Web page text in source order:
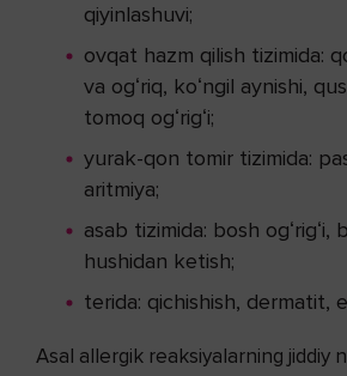
qiyinlashuvi;
ovqat hazm qilish tizimida:
va ogʻriq, koʻngil aynishi,
tomoq ogʻrigʻi;
yurak-qon tomir tizimida:
aritmiya;
asab tizimida: bosh ogʻrigʻi,
hushidan ketish;
terida: qichishish, dermatit,
Asal allergik reaksiyalarning jiddiy